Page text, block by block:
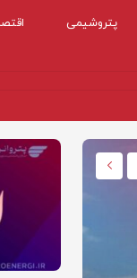
پتروشیمی